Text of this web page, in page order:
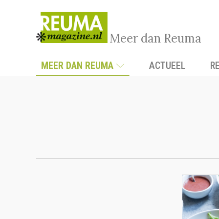
Meer dan Reuma
MEER DAN REUMA ACTUEEL